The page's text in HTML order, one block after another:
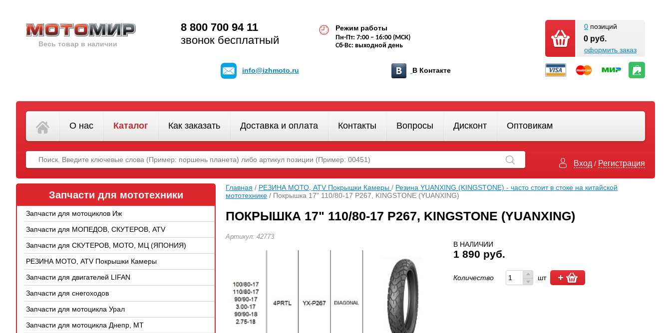
Весь товар в наличии
8 800 700 94 11
звонок бесплатный
Режим работы
Пн-Пт: 7:00 – 16:00 (МСК)
Сб-Вс: выходной день
0 позиций
0 руб.
оформить заказ
info@izhmoto.ru В Контакте
О нас Каталог Как заказать Доставка и оплата Контакты Вопросы Дисконт Оптовикам
Вход / Регистрация
Запчасти для мототехники
Запчасти для мотоциклов Иж
Запчасти для МОПЕДОВ, СКУТЕРОВ, ATV
(КИТАЙ)
Запчасти для СКУТЕРОВ, МОТО, МЦ (ЯПОНИЯ)
РЕЗИНА МОТО, ATV Покрышки Камеры
Запчасти для двигателей LIFAN
Запчасти для снегоходов
Запчасти для мотоцикла Урал
Запчасти для мотоцикла Днепр, МТ
Главная / РЕЗИНА МОТО, ATV Покрышки Камеры / Резина YUANXING (KINGSTONE) - часто стоит в стоке на китайской
мототехнике / Покрышка 17" 110/80-17 Р267, KINGSTONE (YUANXING)
ПОКРЫШКА 17" 110/80-17 Р267, KINGSTONE (YUANXING)
Артикул: 42773
В НАЛИЧИИ
1 890 руб.
Количество шт